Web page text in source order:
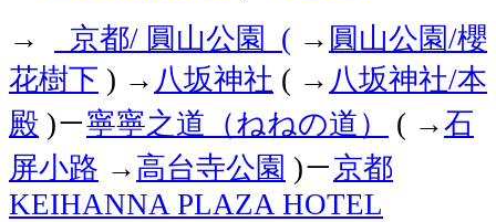
→ 京都/ 圓山公園 ( → 圓山公園/櫻
花樹下 ) → 八坂神社 ( → 八坂神社/本
殿 )－寧寧之道（ねねの道） ( →石
屏小路 → 高台寺公園 )－京都
KEIHANNA PLAZA HOTEL